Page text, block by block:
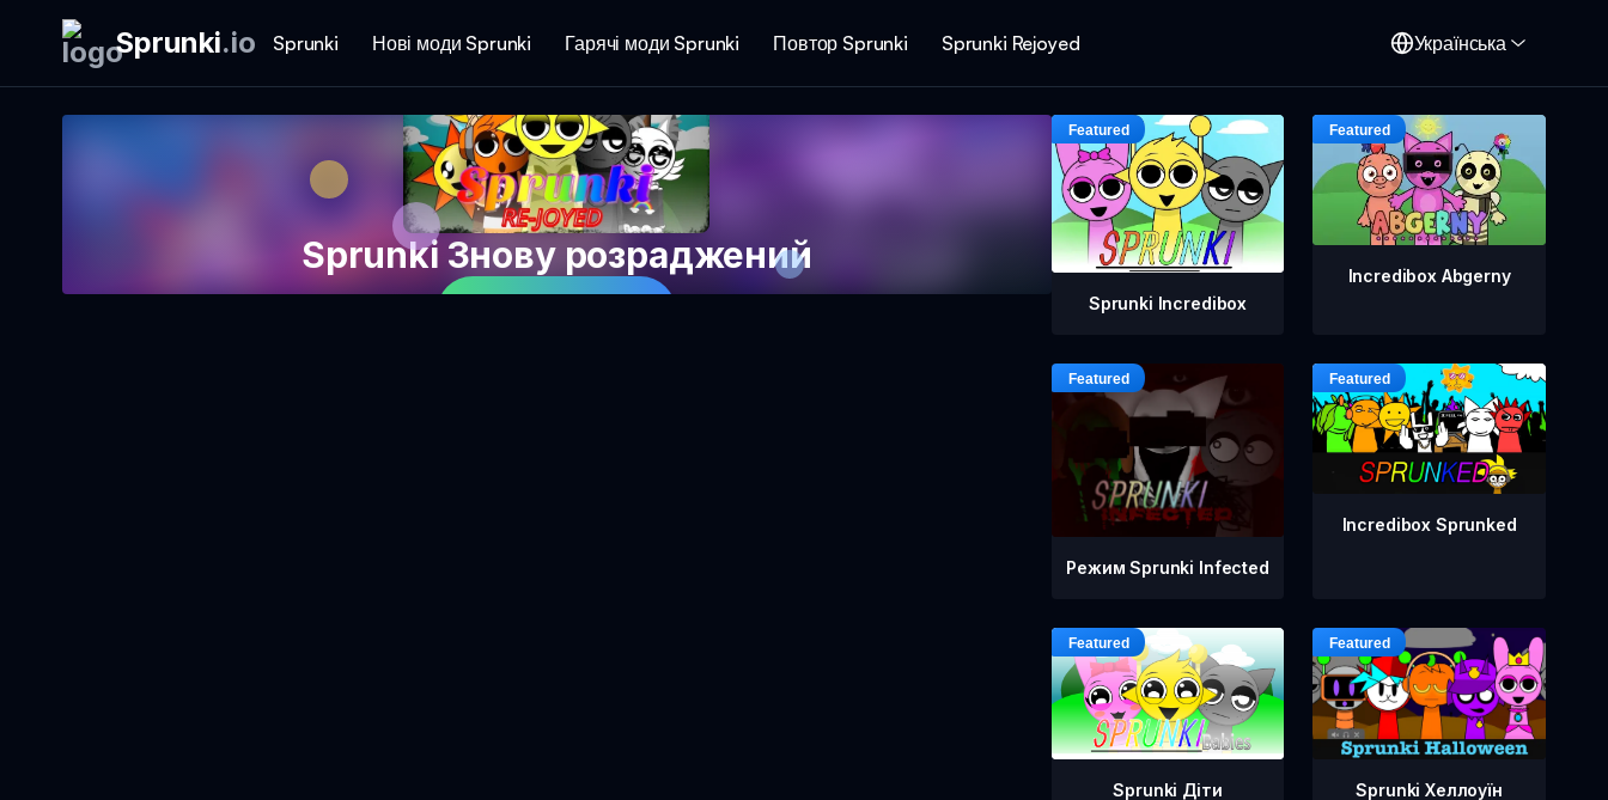
Sprunki.io Sprunki Нові моди Sprunki Гарячі моди Sprunki Повтор Sprunki Sprunki Rejoyed Українська
Sprunki Знову розраджений
Sprunki Incredibox
Incredibox Abgerny
Режим Sprunki Infected
Incredibox Sprunked
Sprunki Діти Sprunki Хеллоуїн